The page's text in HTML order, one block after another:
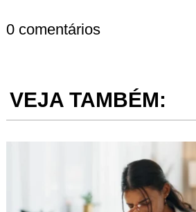
0 comentários
VEJA TAMBÉM: